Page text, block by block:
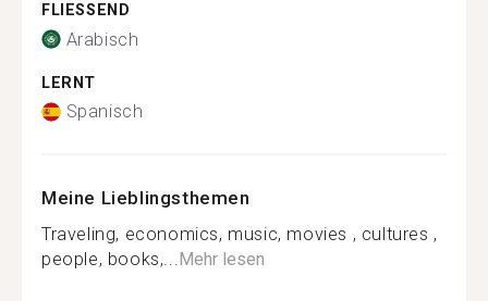
FLIESSEND
Arabisch
LERNT
Spanisch
Meine Lieblingsthemen
Traveling, economics, music, movies , cultures ,
people, books,...Mehr lesen